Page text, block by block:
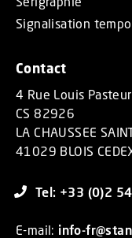
Signalisation
Contact
4 Rue Louis Pasteur
CS 82926
LA CHAUSSEE
41029 BLOIS
Tel: +33 (0)2
E-mail: info-